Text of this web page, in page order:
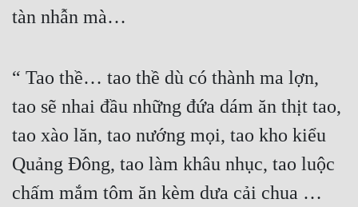
tàn nhẫn mà…
“ Tao thề… tao thề dù có thành ma lợn,
tao sẽ nhai đầu những đứa dám ăn thịt tao,
tao xào lăn, tao nướng mọi, tao kho kiểu
Quảng Đông, tao làm khâu nhục, tao luộc
chấm mắm tôm ăn kèm dưa cải chua …